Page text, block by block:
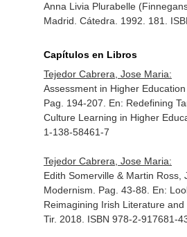
Anna Livia Plurabelle
Madrid. Cátedra. 1992. 181.
Capítulos en Libros
Tejedor Cabrera, Jose Maria:
Assessment in Higher Education
Pag. 194-207. En: Redefining
Culture Learning in Higher
1-138-58461-7
Tejedor Cabrera, Jose Maria:
Edith Somerville & Martin Ross,
Modernism. Pag. 43-88. En:
Reimagining Irish Literature and
Tir. 2018. ISBN 978-2-917681-